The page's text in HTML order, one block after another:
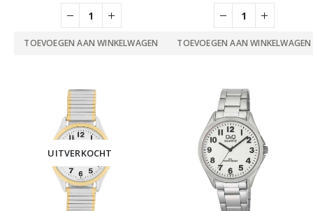
TOEVOEGEN AAN WINKELWAGEN TOEVOEGEN AAN WINKELWAGEN
UITVERKOCHT